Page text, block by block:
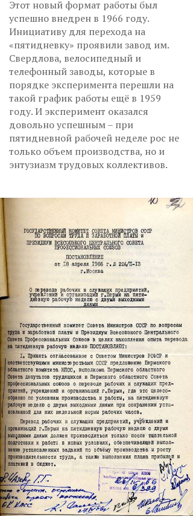
Этот новый формат работы был
успешно внедрен в 1966 году.
Инициативу для перехода на
«пятидневку» проявили завод им.
Свердлова, велосипедный и
телефонный заводы, которые в
порядке эксперимента перешли на
такой график работы ещё в 1959
году. И эксперимент оказался
довольно успешным – при
пятидневной рабочей неделе рос не
только объем производства, но и
энтузиазм трудовых коллективов.